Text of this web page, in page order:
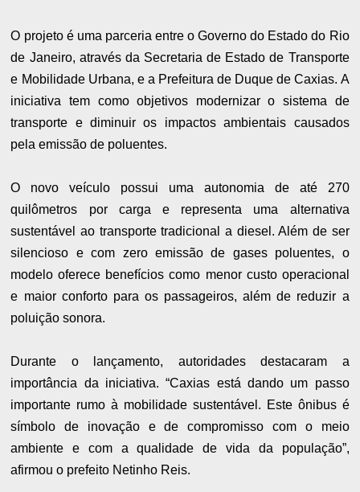
O projeto é uma parceria entre o Governo do Estado do Rio
de Janeiro, através da Secretaria de Estado de Transporte
e Mobilidade Urbana, e a Prefeitura de Duque de Caxias. A
iniciativa tem como objetivos modernizar o sistema de
transporte e diminuir os impactos ambientais causados
pela emissão de poluentes.
O novo veículo possui uma autonomia de até 270
quilômetros por carga e representa uma alternativa
sustentável ao transporte tradicional a diesel. Além de ser
silencioso e com zero emissão de gases poluentes, o
modelo oferece benefícios como menor custo operacional
e maior conforto para os passageiros, além de reduzir a
poluição sonora.
Durante o lançamento, autoridades destacaram a
importância da iniciativa. “Caxias está dando um passo
importante rumo à mobilidade sustentável. Este ônibus é
símbolo de inovação e de compromisso com o meio
ambiente e com a qualidade de vida da população”,
afirmou o prefeito Netinho Reis.